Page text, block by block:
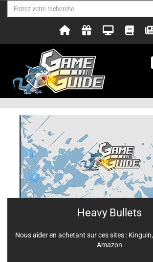
Heavy Bullets
Nous aider en achetant sur ces sites : Kinguin,
Amazon